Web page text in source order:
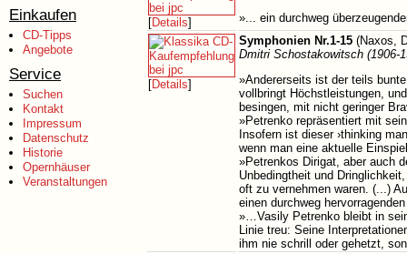
Einkaufen
CD-Tipps
Angebote
Service
Suchen
Kontakt
Impressum
Datenschutz
Historie
Opernhäuser
Veranstaltungen
[Details]
»... ein durchweg
[Details]
Symphonien Nr.1-15 (Naxos,
Dmitri Schostakowitsch (1906-
»Andererseits ist der teils
vollbringt Höchstleistungen,
besingen, mit nicht geringer
»Petrenko repräsentiert mit
Insofern ist dieser ›thinking
wenn man eine aktuelle
»Petrenkos Dirigat, aber auch
Unbedingtheit und
oft zu vernehmen waren. (...)
einen durchweg
»…Vasily Petrenko bleibt in
Linie treu: Seine
ihm nie schrill oder gehetzt,